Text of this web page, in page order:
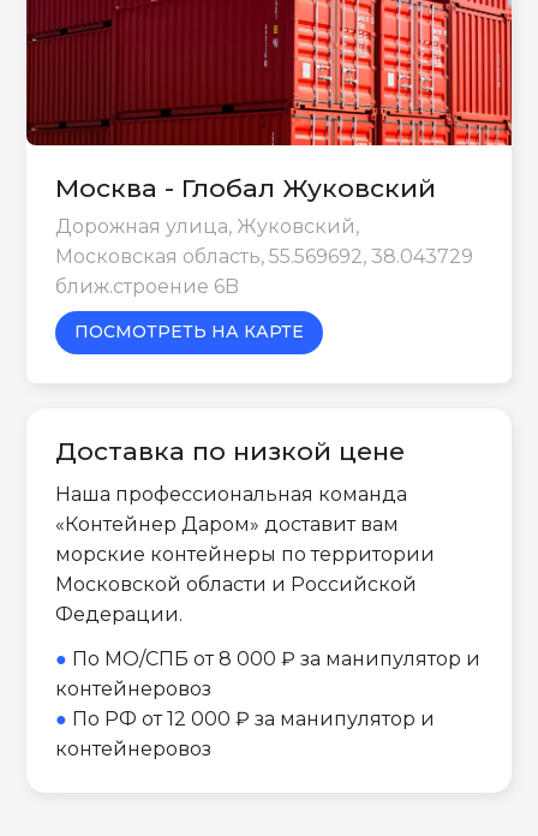
Москва - Глобал Жуковский
Дорожная улица, Жуковский,
Московская область, 55.569692, 38.043729
ближ.строение 6B
ПОСМОТРЕТЬ НА КАРТЕ
Доставка по низкой цене
Наша профессиональная команда
«Контейнер Даром» доставит вам
морские контейнеры по территории
Московской области и Российской
Федерации.
● По МО/СПБ от 8 000 ₽ за манипулятор и
контейнеровоз
● По РФ от 12 000 ₽ за манипулятор и
контейнеровоз